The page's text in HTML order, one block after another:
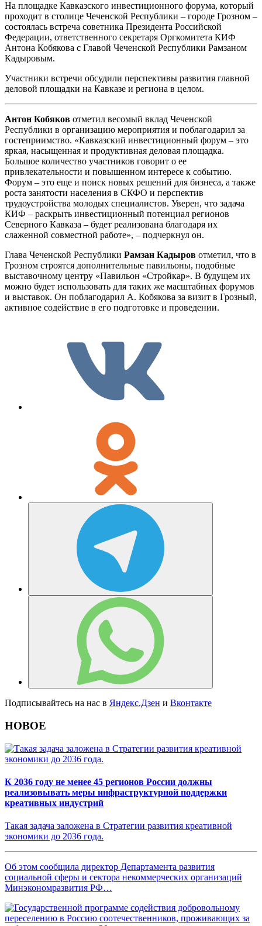
На площадке Кавказского инвестиционного форума, который
проходит в столице Чеченской Республики – городе Грозном –
состоялась встреча советника Президента Российской
Федерации, ответственного секретаря Оргкомитета КИФ
Антона Кобякова с Главой Чеченской Республики Рамзаном
Кадыровым.
Участники встречи обсудили перспективы развития главной
деловой площадки на Кавказе и региона в целом.
Антон Кобяков отметил весомый вклад Чеченской
Республики в организацию мероприятия и поблагодарил за
гостеприимство. «Кавказский инвестиционный форум – это
яркая, насыщенная и продуктивная деловая площадка.
Большое количество участников говорит о ее
привлекательности и повышенном интересе к событию.
Форум – это еще и поиск новых решений для бизнеса, а также
роста занятости населения в СКФО и перспектив
трудоустройства молодых специалистов. Уверен, что задача
КИФ – раскрыть инвестиционный потенциал регионов
Северного Кавказа – будет реализована благодаря их
слаженной совместной работе», – подчеркнул он.
Глава Чеченской Республики Рамзан Кадыров отметил, что в
Грозном строятся дополнительные павильоны, подобные
выставочному центру «Павильон «Стройкар». В будущем их
можно будет использовать для таких же масштабных форумов
и выставок. Он поблагодарил А. Кобякова за визит в Грозный,
активное содействие в его подготовке и проведении.
Подписывайтесь на нас в Яндекс.Дзен и Вконтакте
НОВОЕ
К 2036 году не менее 45 регионов России должны
реализовывать меры инфраструктурной поддержки
креативных индустрий
Такая задача заложена в Стратегии развития креативной
экономики до 2036 года.
Об этом сообщила директор Департамента развития
социальной сферы и сектора некоммерческих организаций
Минэкономразвития РФ…